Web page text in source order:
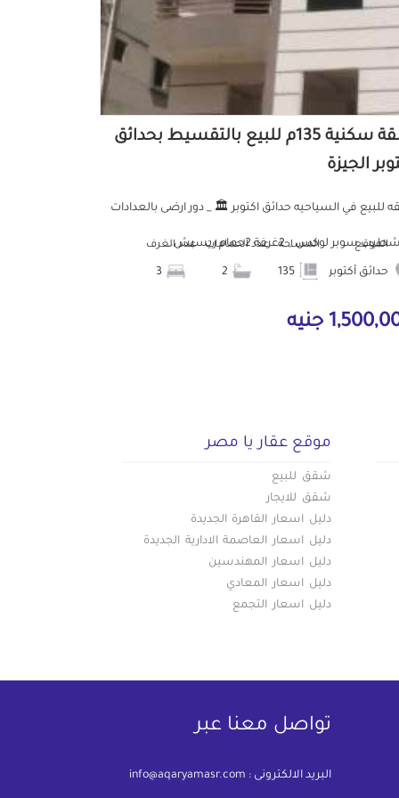
شقة سكنية 135م للبيع بالتقسيط بحدائق
الجيزة
للبيع في السياحيه حدائق اكتوبر 🏛️ _ دور ارضى بالعدادات
سوبر لوكس _ 2غرفة 2حمام ريسبش...
الموقع
حدائق أكتوبر
المساحة عدد الحمامات عدد الغرف
جنيه
موقع عقار يا مصر
شقق للبيع
شقق للايجار
دليل اسعار القاهرة الجديدة
دليل اسعار العاصمة الادارية الجديدة
دليل اسعار المهندسين
دليل اسعار المعادي
دليل اسعار التجمع
تواصل معنا عبر
البريد الالكترونى : info@aqaryamasr.com